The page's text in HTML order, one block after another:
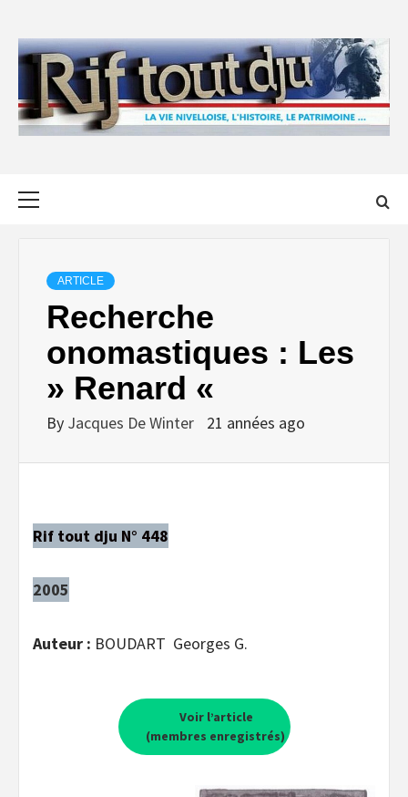
content
ARTICLE
Recherche
onomastiques : Les
» Renard «
By Jacques De Winter 21 années ago
Rif tout dju N° 448
2005
Auteur : BOUDART Georges G.
Voir l’article
(membres enregistrés)